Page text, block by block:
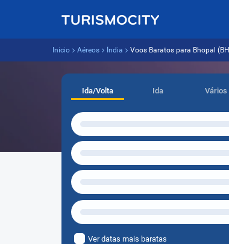
Inicio Aéreos Índia Voos Baratos para Bhopal
Ida/Volta Ida Vários
Ver datas mais baratas